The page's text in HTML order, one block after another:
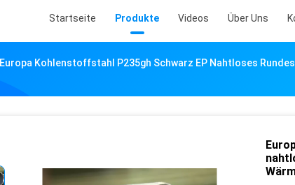
Startseite Produkte Videos Über Uns
Europa Kohlenstoffstahl P235gh Schwarz EP Nahtloses